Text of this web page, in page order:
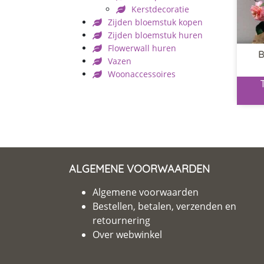
Kerstdecoratie
Zijden bloemstuk kopen
Zijden bloemstuk huren
Flowerwall huren
Vazen
Woonaccessoires
ALGEMENE VOORWAARDEN
Algemene voorwaarden
Bestellen, betalen, verzenden en
retournering
Over webwinkel